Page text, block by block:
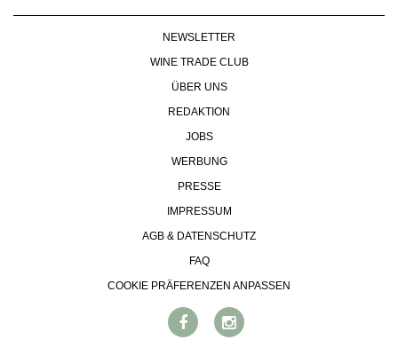
NEWSLETTER
WINE TRADE CLUB
ÜBER UNS
REDAKTION
JOBS
WERBUNG
PRESSE
IMPRESSUM
AGB & DATENSCHUTZ
FAQ
COOKIE PRÄFERENZEN ANPASSEN